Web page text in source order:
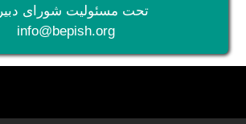
تحت مسئولیت شورای دبیران
info@bepish.org